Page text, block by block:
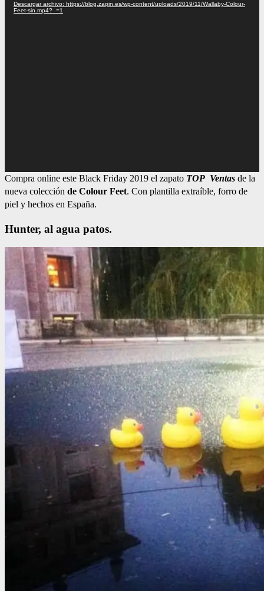
vídeo
Descargar archivo: https://blog.zapin.es/wp-content/uploads/2019/11/Wallaby-Colour-
Feet-sin.mp4?_=1
Compra online este Black Friday 2019 el zapato TOP Ventas de la
nueva colección de Colour Feet. Con plantilla extraíble, forro de
piel y hechos en España.
Hunter, al agua patos.